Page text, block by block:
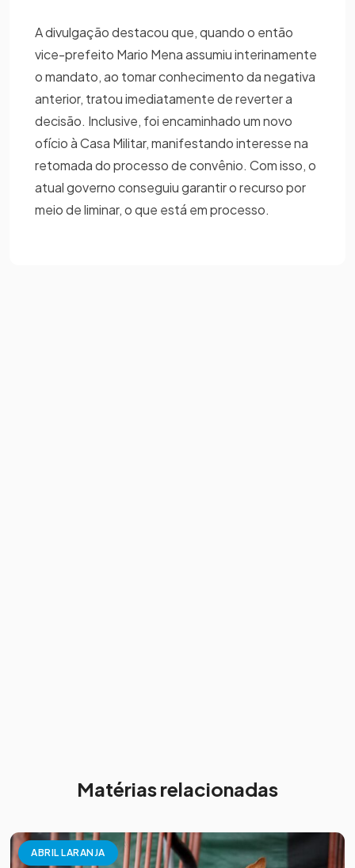
A divulgação destacou que, quando o então
vice-prefeito Mario Mena assumiu interinamente
o mandato, ao tomar conhecimento da negativa
anterior, tratou imediatamente de reverter a
decisão. Inclusive, foi encaminhado um novo
ofício à Casa Militar, manifestando interesse na
retomada do processo de convênio. Com isso, o
atual governo conseguiu garantir o recurso por
meio de liminar, o que está em processo.
Matérias relacionadas
ABRIL LARANJA